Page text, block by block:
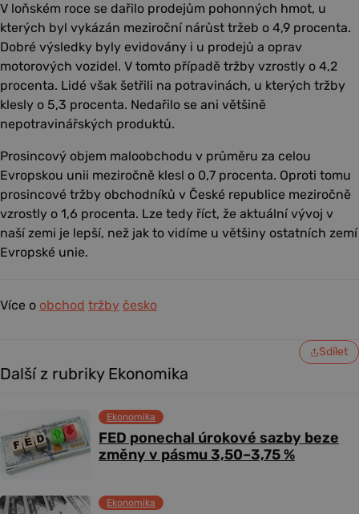
V loňském roce se dařilo prodejům pohonných hmot, u
kterých byl vykázán meziroční nárůst tržeb o 4,9 procenta.
Dobré výsledky byly evidovány i u prodejů a oprav
motorových vozidel. V tomto případě tržby vzrostly o 4,2
procenta. Lidé však šetřili na potravinách, u kterých tržby
klesly o 5,3 procenta. Nedařilo se ani většině
nepotravinářských produktů.
Prosincový objem maloobchodu v průměru za celou
Evropskou unii meziročně klesl o 0,7 procenta. Oproti tomu
prosincové tržby obchodníků v České republice meziročně
vzrostly o 1,6 procenta. Lze tedy říct, že aktuální vývoj v
naší zemi je lepší, než jak to vidíme u většiny ostatních zemí
Evropské unie.
Více o obchod tržby česko
Sdílet
Další z rubriky Ekonomika
FED ponechal úrokové sazby beze
změny v pásmu 3,50–3,75 %
Ekonomika
Ekonomika